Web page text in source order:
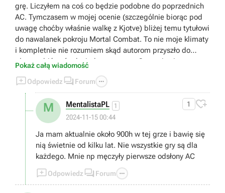
grę. Liczyłem na coś co będzie podobne do poprzednich
AC. Tymczasem w mojej ocenie (szczególnie biorąc pod
uwagę choćby właśnie walkę z Kjotve) bliżej temu tytułowi
do nawalanek pokroju Mortal Combat. To nie moje klimaty
i kompletnie nie rozumiem skąd autorom przyszło do
głowy robić coś tak niedorzecznego. Gra staje się przez to
(przynajmniej dla mnie) kompletnie niegrywalna i
zwyczajnie... nudna. Bo jak się domyślam rozwój postaci
uzależniony jest od tej konkretnej walki. Bez przejścia tego
bossa można zapomnieć o dalszej progresji. Czyli... Moja
przygoda z tym tytułem tutaj się kończy. Dziękuję.
Wysiadam.
Pokaż całą wiadomość
Odpowiedz  Forum 
M MentalistaPL 1
2024-11-15 00:44
1 
Ja mam aktualnie około 900h w tej grze i bawię się
nią świetnie od kilku lat. Nie wszystkie gry są dla
każdego. Mnie np męczyły pierwsze odsłony AC
Odpowiedz  Forum 